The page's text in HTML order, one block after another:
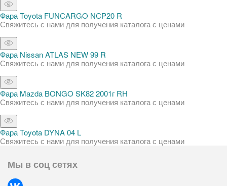
Фара Toyota FUNCARGO NCP20 R
Свяжитесь с нами для получения каталога с ценами
Фара Nissan ATLAS NEW 99 R
Свяжитесь с нами для получения каталога с ценами
Фара Mazda BONGO SK82 2001г RH
Свяжитесь с нами для получения каталога с ценами
Фара Toyota DYNA 04 L
Свяжитесь с нами для получения каталога с ценами
Мы в соц сетях